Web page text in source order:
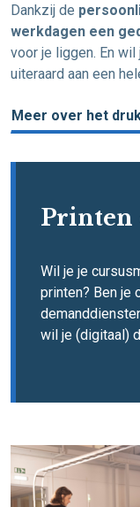
Dankzij de
werkdagen een
voor je liggen. En
uiteraard aan een
Meer over het
Printen
Wil je je
printen? Ben je
wil je (digitaal)